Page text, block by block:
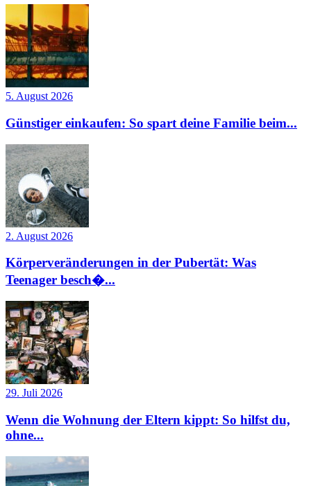
5. August 2026
Günstiger einkaufen: So spart deine Familie beim...
2. August 2026
Körperveränderungen in der Pubertät: Was
Teenager besch�...
29. Juli 2026
Wenn die Wohnung der Eltern kippt: So hilfst du,
ohne...